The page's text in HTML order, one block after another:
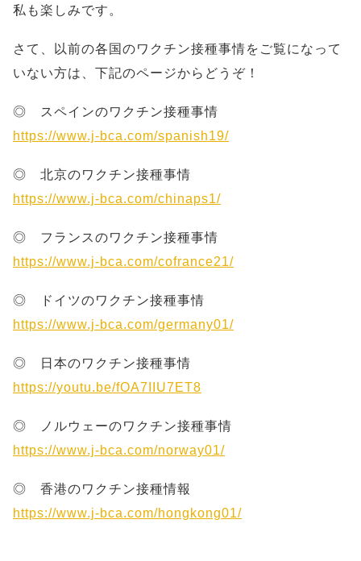
私も楽しみです。
さて、以前の各国のワクチン接種事情をご覧になって
いない方は、下記のページからどうぞ！
◎ スペインのワクチン接種事情
https://www.j-bca.com/spanish19/
◎ 北京のワクチン接種事情
https://www.j-bca.com/chinaps1/
◎ フランスのワクチン接種事情
https://www.j-bca.com/cofrance21/
◎ ドイツのワクチン接種事情
https://www.j-bca.com/germany01/
◎ 日本のワクチン接種事情
https://youtu.be/fOA7IIU7ET8
◎ ノルウェーのワクチン接種事情
https://www.j-bca.com/norway01/
◎ 香港のワクチン接種情報
https://www.j-bca.com/hongkong01/